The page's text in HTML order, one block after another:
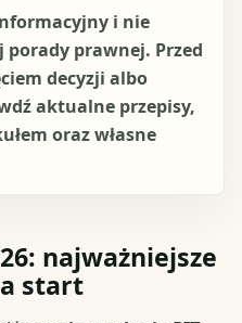
i nie
prawnej. Przed
decyzji albo
aktualne przepisy,
oraz własne
najważniejsze
start